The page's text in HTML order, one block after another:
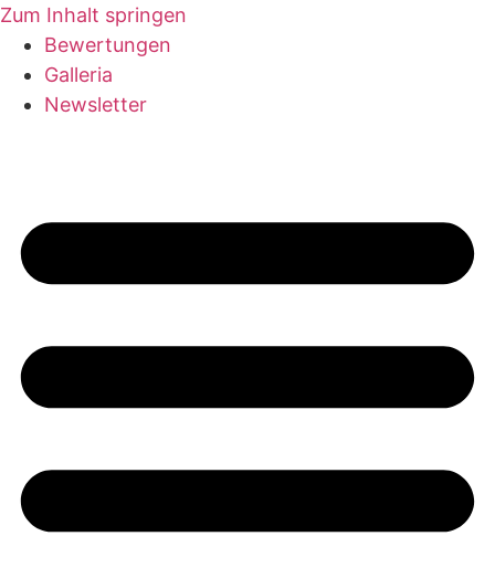
Zum Inhalt springen
Bewertungen
Galleria
Newsletter